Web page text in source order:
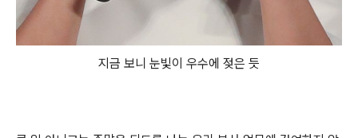
지금 보니 눈빛이 우수에 젖은 듯